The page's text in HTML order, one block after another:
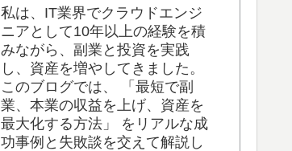
私は、IT業界でクラウドエンジ
ニアとして10年以上の経験を積
みながら、副業と投資を実践
し、資産を増やしてきました。
このブログでは、 「最短で副
業、本業の収益を上げ、資産を
最大化する方法」 をリアルな成
功事例と失敗談を交えて解説し